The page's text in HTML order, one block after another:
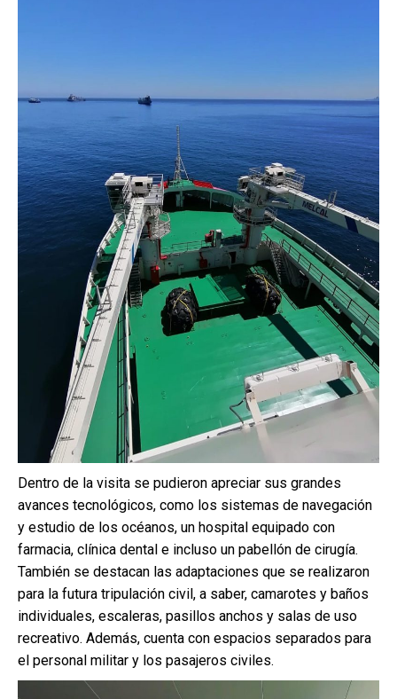
Dentro de la visita se pudieron apreciar sus grandes
avances tecnológicos, como los sistemas de navegación
y estudio de los océanos, un hospital equipado con
farmacia, clínica dental e incluso un pabellón de cirugía.
También se destacan las adaptaciones que se realizaron
para la futura tripulación civil, a saber, camarotes y baños
individuales, escaleras, pasillos anchos y salas de uso
recreativo. Además, cuenta con espacios separados para
el personal militar y los pasajeros civiles.